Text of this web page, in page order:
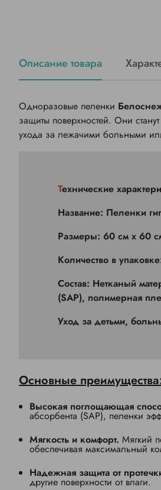
Описание товара
Одноразовые пеленки
защиты поверхностей. Они
ухода за лежачими больными
Технические
Название: Пеленки
Размеры: 60 см х 60
Количество в
Состав: Нетканый
(SAP), полимерная
Уход за детьми,
Основные
Высокая поглощающая
абсорбента (SAP), пеленки
Мягкость и комфорт. Мягкий
обеспечивая максимальный
Надежная защита от
другие поверхности от влаги.